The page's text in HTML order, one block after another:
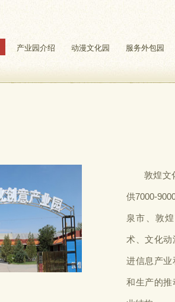
产业园介绍 动漫文化园 服务外包园
敦煌文
供7000-
泉市、敦
术、文化动
进信息产
和生产的